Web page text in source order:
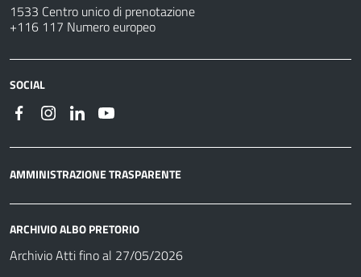
1533 Centro unico di prenotazione
+116 117 Numero europeo
SOCIAL
AMMINISTRAZIONE TRASPARENTE
ARCHIVIO ALBO PRETORIO
Archivio Atti fino al 27/05/2026